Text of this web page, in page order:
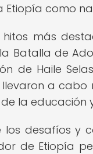
Etiopía como
hitos más
Batalla de
de Haile
llevaron a
la educación
desafíos y
de Etiopía